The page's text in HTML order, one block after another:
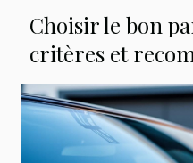
Choisir le bon
critères et